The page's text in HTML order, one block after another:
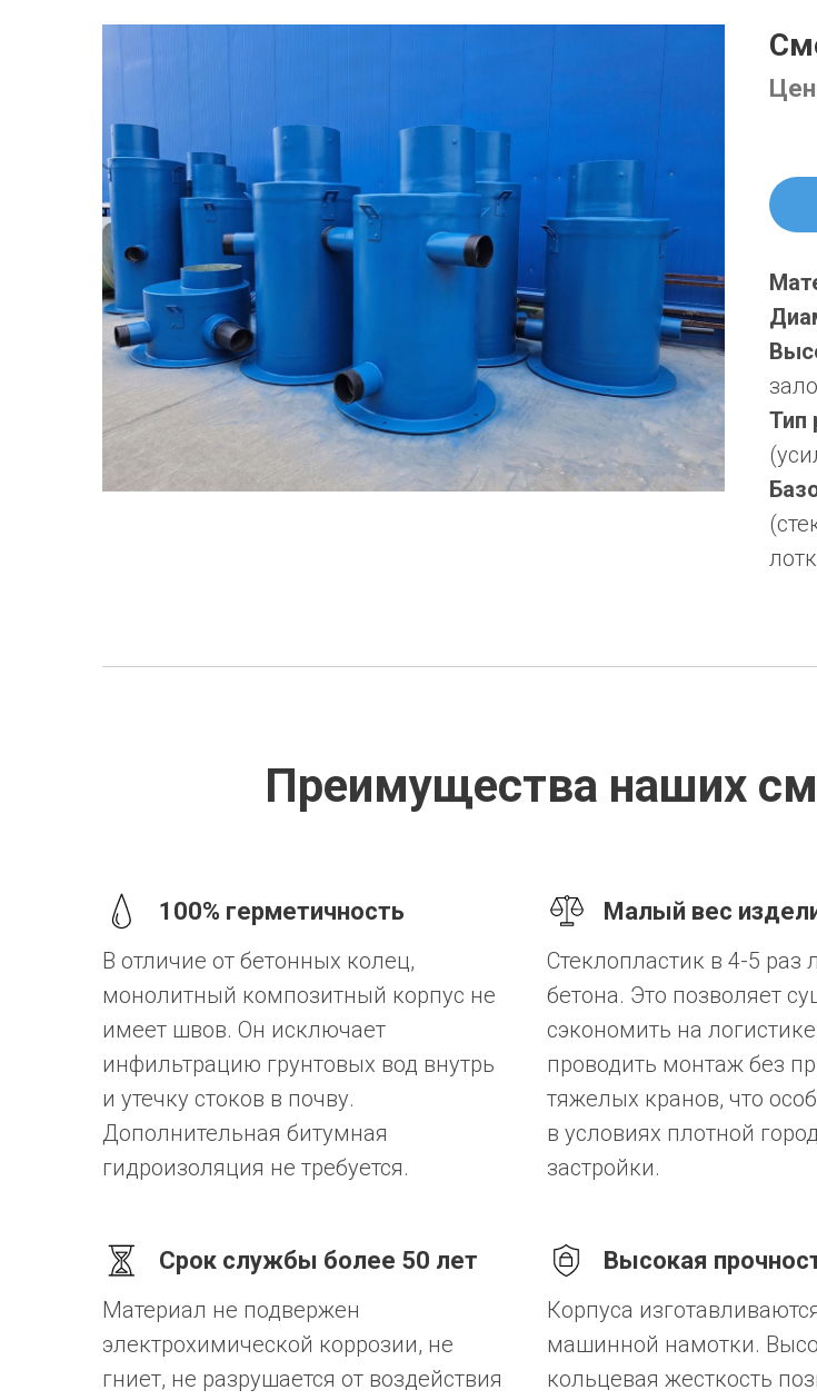
Тип
Преимущества наших
100% герметичность
В отличие от бетонных колец,
монолитный композитный корпус не
имеет швов. Он исключает
инфильтрацию грунтовых вод внутрь
и утечку стоков в почву.
Дополнительная битумная
гидроизоляция не требуется.
Малый вес
Стеклопластик в 4-5 раз
бетона. Это позволяет
сэкономить на
проводить монтаж без
тяжелых кранов, что
в условиях плотной
застройки.
Срок службы более 50 лет
Материал не подвержен
электрохимической коррозии, не
гниет, не разрушается от воздействия
Высокая
Корпуса
машинной намотки.
кольцевая жесткость